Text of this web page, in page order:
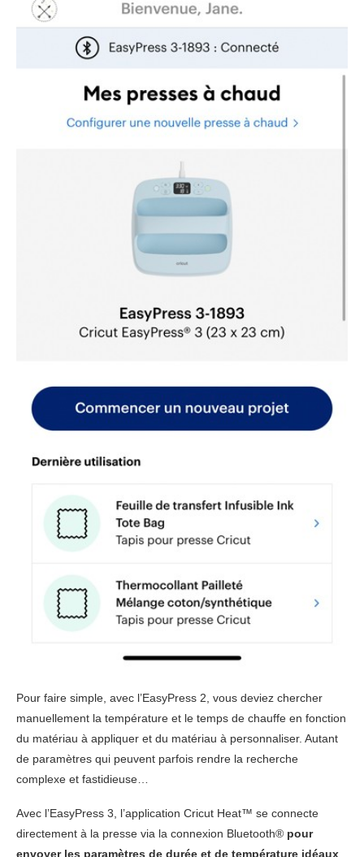
Pour faire simple, avec l’EasyPress 2, vous deviez chercher
manuellement la température et le temps de chauffe en fonction
du matériau à appliquer et du matériau à personnaliser. Autant
de paramètres qui peuvent parfois rendre la recherche
complexe et fastidieuse…
Avec l’EasyPress 3, l’application Cricut Heat™ se connecte
directement à la presse via la connexion Bluetooth® pour
envoyer les paramètres de durée et de température idéaux